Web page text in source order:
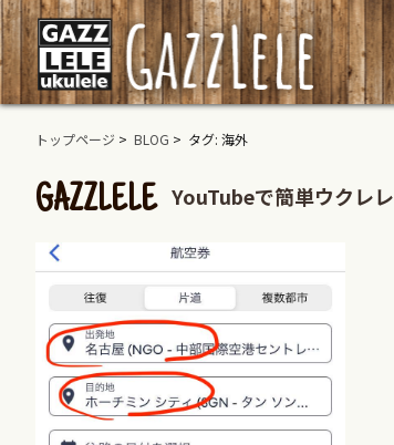
トップページ > BLOG > タグ: 海外
GAZZLELE YouTubeで簡単ウクレレ